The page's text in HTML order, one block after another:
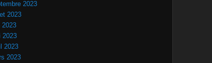
2023
2023
2023
2023
2023
2023